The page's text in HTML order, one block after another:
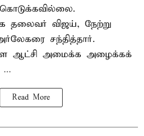
தலைவர் விஜய், நேற்று
சந்தித்தார்.
ஆட்சி அமைக்க அழைக்கக்
Read More